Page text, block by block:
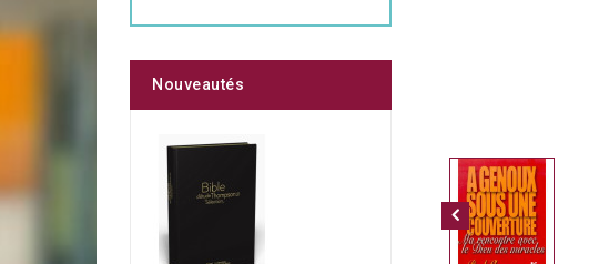
Nouveautés